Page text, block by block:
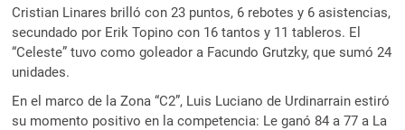
Cristian Linares brilló con 23 puntos, 6 rebotes y 6 asistencias,
secundado por Erik Topino con 16 tantos y 11 tableros. El
“Celeste” tuvo como goleador a Facundo Grutzky, que sumó 24
unidades.
En el marco de la Zona “C2”, Luis Luciano de Urdinarrain estiró
su momento positivo en la competencia: Le ganó 84 a 77 a La